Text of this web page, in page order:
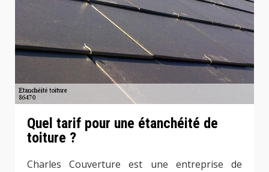
Quel tarif pour une étanchéité de
toiture ?
Charles Couverture est une entreprise de